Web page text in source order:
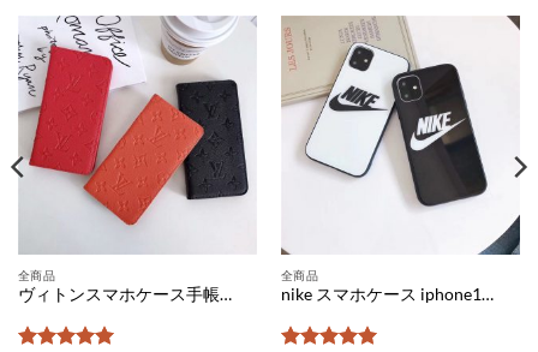
全商品
ヴィトンスマホケース手帳型 iphone18pro/17pro max/17 ケース 手帳型 ヴィトン iphone18promax/17pro/16 ケース 激安 モノグラム柄 iphone ケース ルイ ヴィトン 人気 アイフォンケース 手帳 型
全商品
nike スマホケース iphone14/14pro ガラス ケース メンズ iphone11ケース ナイキ ペア アイフォン Xs Max ケース 人気 iphone Xr ケース お 揃い シンプル iphone xr スマホケース 安い